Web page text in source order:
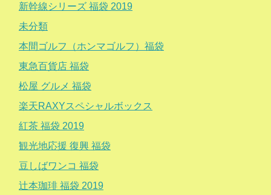
新幹線シリーズ 福袋 2019
未分類
本間ゴルフ（ホンマゴルフ）福袋
東急百貨店 福袋
松屋 グルメ 福袋
楽天RAXYスペシャルボックス
紅茶 福袋 2019
観光地応援 復興 福袋
豆しばワンコ 福袋
辻本珈琲 福袋 2019